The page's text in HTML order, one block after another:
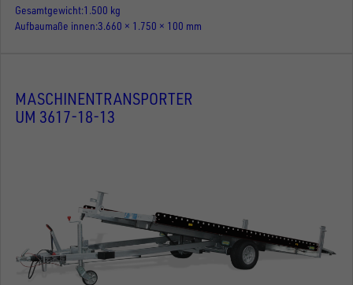
Gesamtgewicht 1.500 kg
Aufbaumaße innen 3.660 × 1.750 × 100 mm
MASCHINENTRANSPORTER
UM 3617-18-13